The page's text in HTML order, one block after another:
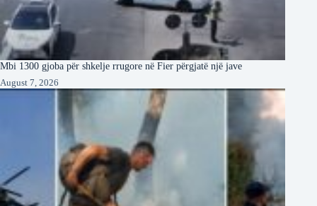
Mbi 1300 gjoba për shkelje rrugore në Fier përgjatë një jave
August 7, 2026